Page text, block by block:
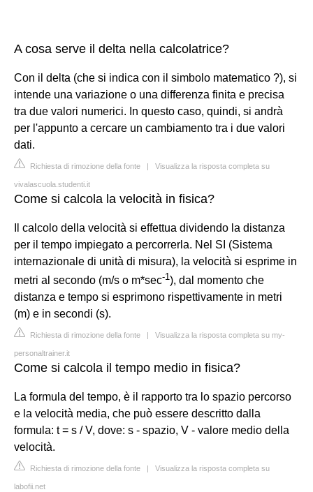
A cosa serve il delta nella calcolatrice?
Con il delta (che si indica con il simbolo matematico ?), si
intende una variazione o una differenza finita e precisa
tra due valori numerici. In questo caso, quindi, si andrà
per l'appunto a cercare un cambiamento tra i due valori
dati.
Richiesta di rimozione della fonte | Visualizza la risposta completa su
vivalascuola.studenti.it
Come si calcola la velocità in fisica?
Il calcolo della velocità si effettua dividendo la distanza
per il tempo impiegato a percorrerla. Nel SI (Sistema
internazionale di unità di misura), la velocità si esprime in
metri al secondo (m/s o m*sec-1 ), dal momento che
distanza e tempo si esprimono rispettivamente in metri
(m) e in secondi (s).
Richiesta di rimozione della fonte | Visualizza la risposta completa su my-
personaltrainer.it
Come si calcola il tempo medio in fisica?
La formula del tempo, è il rapporto tra lo spazio percorso
e la velocità media, che può essere descritto dalla
formula: t = s / V, dove: s - spazio, V - valore medio della
velocità.
Richiesta di rimozione della fonte | Visualizza la risposta completa su
labofii.net